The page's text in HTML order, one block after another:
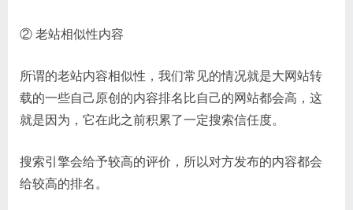
② 老站相似性内容
所谓的老站内容相似性，我们常见的情况就是大网站转
载的一些自己原创的内容排名比自己的网站都会高，这
就是因为，它在此之前积累了一定搜索信任度。
搜索引擎会给予较高的评价，所以对方发布的内容都会
给较高的排名。